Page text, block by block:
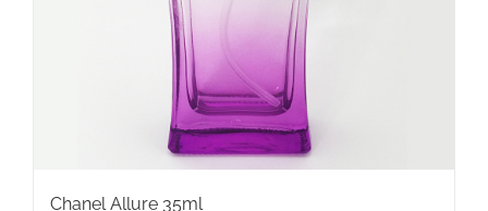
Chanel Allure 35ml